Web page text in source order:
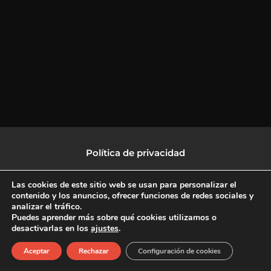
Política de privacidad
Política de protección de datos
F
a
c
X
-
L
i
n
I
n
s
Copyright © 2026 CulturalTV
Las cookies de este sitio web se usan para personalizar el
contenido y los anuncios, ofrecer funciones de redes sociales y
analizar el tráfico.
Puedes aprender más sobre qué cookies utilizamos o
desactivarlas en los ajustes.
Aceptar Rechazar Configuración de cookies